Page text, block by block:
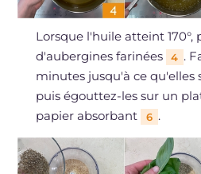
Lorsque l'huile atteint 170°,
d'aubergines farinées
4 .
minutes jusqu'à ce qu'elles
puis égouttez-les sur un
papier absorbant
6 .